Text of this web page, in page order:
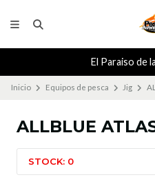
El Paraiso de
Inicio Equipos de pesca Jig
ALLBLUE
STOCK: 0